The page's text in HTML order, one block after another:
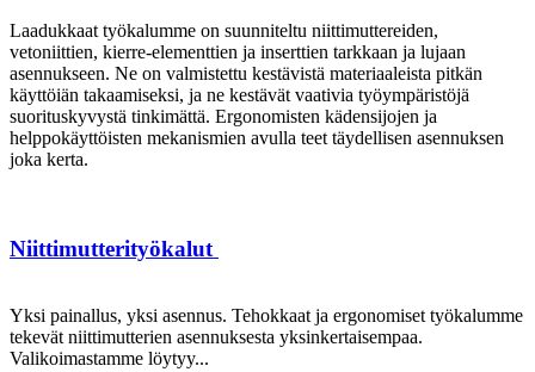
Laadukkaat työkalumme on suunniteltu niittimuttereiden,
vetoniittien, kierre-elementtien ja inserttien tarkkaan ja lujaan
asennukseen. Ne on valmistettu kestävistä materiaaleista pitkän
käyttöiän takaamiseksi, ja ne kestävät vaativia työympäristöjä
suorituskyvystä tinkimättä. Ergonomisten kädensijojen ja
helppokäyttöisten mekanismien avulla teet täydellisen asennuksen
joka kerta.
Niittimutterityökalut
Yksi painallus, yksi asennus. Tehokkaat ja ergonomiset työkalumme
tekevät niittimutterien asennuksesta yksinkertaisempaa.
Valikoimastamme löytyy...